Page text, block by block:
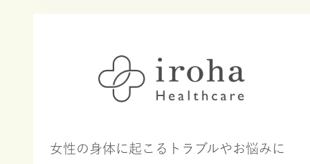
女性の身体に起こるトラブルやお悩みに